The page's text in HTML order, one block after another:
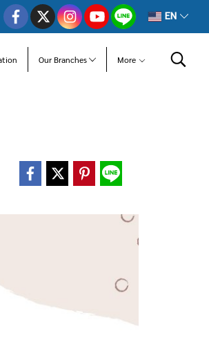
EN
Our Branches More